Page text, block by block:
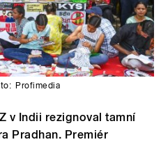
Profimedia
v Indii rezignoval tamní
Pradhan. Premiér